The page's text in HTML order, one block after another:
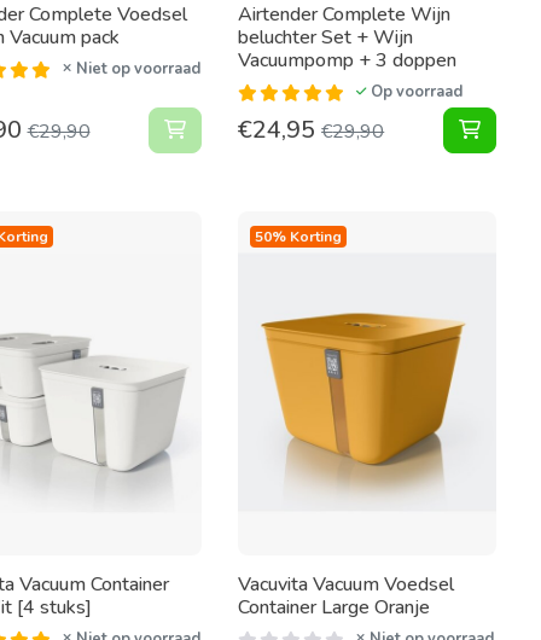
+ 3 doppen toevoegen aan winkelwagen
Complete Voedsel
Vacuum pack
Niet op voorraad
€29,90 Complete Voedsel en wijn Vacuum pack
Airtender Complete Wijn
beluchter Set + Wijn
Vacuumpomp + 3 doppen
Op voorraad
€24,95€29,90
Vacuum Container
[4 stuks]
50% Korting
Vacuvita Vacuum Voedsel
Container Large Oranje